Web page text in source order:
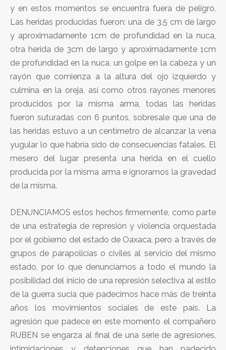
y en estos momentos se encuentra fuera de peligro.
Las heridas producidas fueron: una de 3.5 cm de largo
y aproximadamente 1cm de profundidad en la nuca,
otra herida de 3cm de largo y aproximadamente 1cm
de profundidad en la nuca, un golpe en la cabeza y un
rayón que comienza a la altura del ojo izquierdo y
culmina en la oreja, así como otros rayones menores
producidos por la misma arma, todas las heridas
fueron suturadas con 6 puntos, sobresale que una de
las heridas estuvo a un centímetro de alcanzar la vena
yugular lo que habría sido de consecuencias fatales. El
mesero del lugar presenta una herida en el cuello
producida por la misma arma e ignoramos la gravedad
de la misma.
DENUNCIAMOS estos hechos firmemente, como parte
de una estrategia de represión y violencia orquestada
por el gobierno del estado de Oaxaca, pero a través de
grupos de parapolicías o civiles al servicio del mismo
estado, por lo que denunciamos a todo el mundo la
posibilidad del inicio de una represión selectiva al estilo
de la guerra sucia que padecimos hace más de treinta
años los movimientos sociales de este país. La
agresión que padece en este momento el compañero
RUBEN se engarza al final de una serie de agresiones,